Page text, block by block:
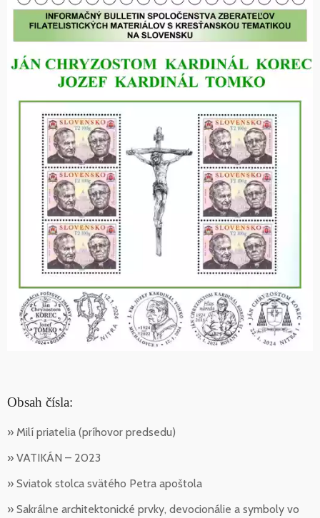
Obsah čísla:
» Milí priatelia (príhovor predsedu)
» VATIKÁN – 2023
» Sviatok stolca svätého Petra apoštola
» Sakrálne architektonické prvky, devocionálie a symboly vo